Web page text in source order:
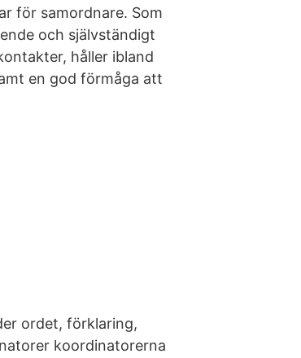
för samordnare. Som
och självständigt
håller ibland
en god förmåga att
ordet, förklaring,
koordinatorerna